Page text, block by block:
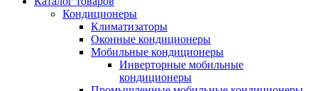
Кондиционеры
Климатизаторы
Оконные кондиционеры
Мобильные кондиционеры
Инверторные мобильные
кондиционеры